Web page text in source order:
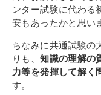
卒業生の皆さまへ
新着情報
ブログ
ンター試験に代わる
安もあったかと思い
ちなみに共通試験の
りも、知識の理解の
力等を発揮して解く
す。